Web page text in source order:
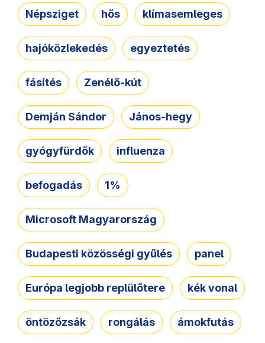
Népsziget hős klímasemleges
hajóközlekedés egyeztetés
fásítés Zenélő-kút
Demján Sándor János-hegy
gyógyfürdők influenza
befogadás 1%
Microsoft Magyarország
Budapesti közösségi gyűlés panel
Európa legjobb replülőtere kék vonal
öntözőzsák rongálás ámokfutás